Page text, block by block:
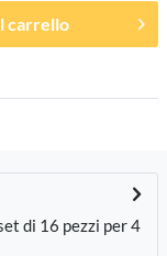
carrello
di 16 pezzi per 4